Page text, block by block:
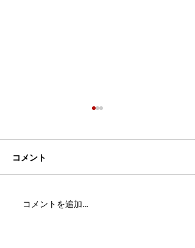
MFC DREAM FIGHT 24にご
コメント
コメントを追加…